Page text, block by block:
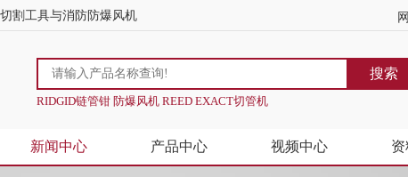
割工具与消防防爆风机
搜索
RIDGID链管钳 防爆风机 REED EXACT切管机
新闻中心 产品中心 视频中心